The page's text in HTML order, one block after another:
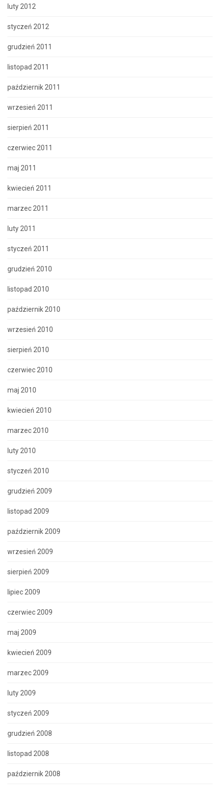
luty 2012
styczeń 2012
grudzień 2011
listopad 2011
październik 2011
wrzesień 2011
sierpień 2011
czerwiec 2011
maj 2011
kwiecień 2011
marzec 2011
luty 2011
styczeń 2011
grudzień 2010
listopad 2010
październik 2010
wrzesień 2010
sierpień 2010
czerwiec 2010
maj 2010
kwiecień 2010
marzec 2010
luty 2010
styczeń 2010
grudzień 2009
listopad 2009
październik 2009
wrzesień 2009
sierpień 2009
lipiec 2009
czerwiec 2009
maj 2009
kwiecień 2009
marzec 2009
luty 2009
styczeń 2009
grudzień 2008
listopad 2008
październik 2008